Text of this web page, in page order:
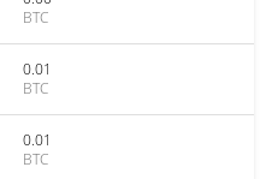
BTC
0.01
BTC
0.01
BTC